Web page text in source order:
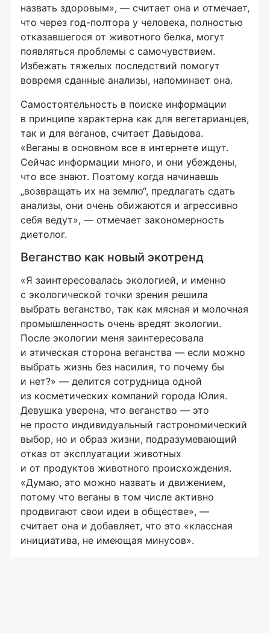
назвать здоровым», — считает она и отмечает,
что через год-полтора у человека, полностью
отказавшегося от животного белка, могут
появляться проблемы с самочувствием.
Избежать тяжелых последствий помогут
вовремя сданные анализы, напоминает она.
Самостоятельность в поиске информации
в принципе характерна как для вегетарианцев,
так и для веганов, считает Давыдова.
«Веганы в основном все в интернете ищут.
Сейчас информации много, и они убеждены,
что все знают. Поэтому когда начинаешь
„возвращать их на землю“, предлагать сдать
анализы, они очень обижаются и агрессивно
себя ведут», — отмечает закономерность
диетолог.
Веганство как новый экотренд
«Я заинтересовалась экологией, и именно
с экологической точки зрения решила
выбрать веганство, так как мясная и молочная
промышленность очень вредят экологии.
После экологии меня заинтересовала
и этическая сторона веганства — если можно
выбрать жизнь без насилия, то почему бы
и нет?» — делится сотрудница одной
из косметических компаний города Юлия.
Девушка уверена, что веганство — это
не просто индивидуальный гастрономический
выбор, но и образ жизни, подразумевающий
отказ от эксплуатации животных
и от продуктов животного происхождения.
«Думаю, это можно назвать и движением,
потому что веганы в том числе активно
продвигают свои идеи в обществе», —
считает она и добавляет, что это «классная
инициатива, не имеющая минусов».